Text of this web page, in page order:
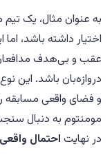
اختیار داشته باشد،
عقب و بی‌هدف مدافعان
دروازه‌بان باشد. این
و فضای واقعی مسابقه
مومنتوم به دنبال
در نهایت احتمال